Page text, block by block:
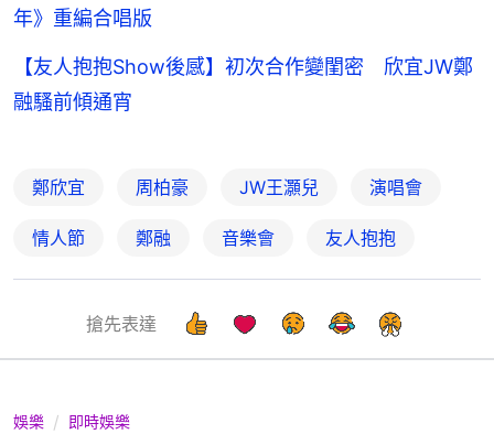
年》重編合唱版
【友人抱抱Show後感】初次合作變閨密 欣宜JW鄭
融騷前傾通宵
鄭欣宜 周柏豪 JW王灝兒 演唱會
情人節 鄭融 音樂會 友人抱抱
搶先表達
娛樂 即時娛樂